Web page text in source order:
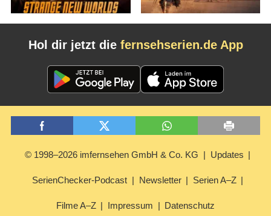
Hol dir jetzt die fernsehserien.de App
© 1998–2026 imfernsehen GmbH & Co. KG Updates
SerienChecker-Podcast Newsletter Serien A–Z
Filme A–Z Impressum Datenschutz